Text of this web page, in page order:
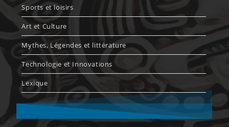
Sports et loisirs
Art et Culture
Mythes, Légendes et littérature
Technologie et Innovations
Lexique